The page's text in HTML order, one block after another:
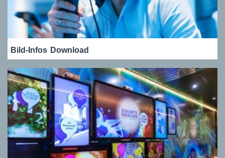
Bild-Infos Download